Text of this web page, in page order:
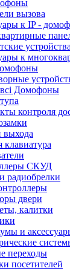
вызова
к IP -
к
Домофоны
контроля
клавиатура
СКУД
радиобрелки
двери
калитки
и
переходы
посетителей